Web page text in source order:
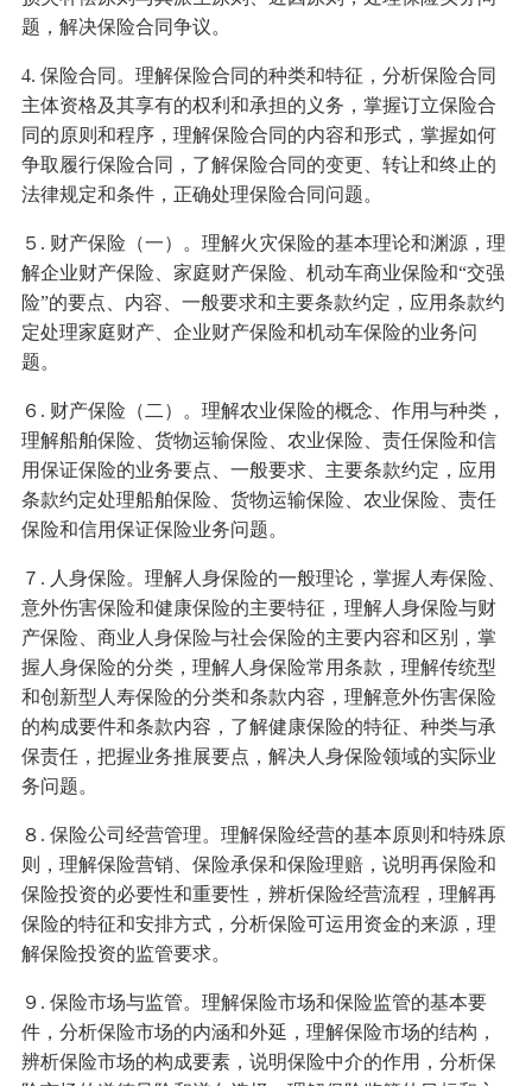
题，解决保险合同争议。
4. 保险合同。理解保险合同的种类和特征，分析保险合同
主体资格及其享有的权利和承担的义务，掌握订立保险合
同的原则和程序，理解保险合同的内容和形式，掌握如何
争取履行保险合同，了解保险合同的变更、转让和终止的
法律规定和条件，正确处理保险合同问题。
５. 财产保险（一）。理解火灾保险的基本理论和渊源，理
解企业财产保险、家庭财产保险、机动车商业保险和“交强
险”的要点、内容、一般要求和主要条款约定，应用条款约
定处理家庭财产、企业财产保险和机动车保险的业务问
题。
６. 财产保险（二）。理解农业保险的概念、作用与种类，
理解船舶保险、货物运输保险、农业保险、责任保险和信
用保证保险的业务要点、一般要求、主要条款约定，应用
条款约定处理船舶保险、货物运输保险、农业保险、责任
保险和信用保证保险业务问题。
７. 人身保险。理解人身保险的一般理论，掌握人寿保险、
意外伤害保险和健康保险的主要特征，理解人身保险与财
产保险、商业人身保险与社会保险的主要内容和区别，掌
握人身保险的分类，理解人身保险常用条款，理解传统型
和创新型人寿保险的分类和条款内容，理解意外伤害保险
的构成要件和条款内容，了解健康保险的特征、种类与承
保责任，把握业务推展要点，解决人身保险领域的实际业
务问题。
８. 保险公司经营管理。理解保险经营的基本原则和特殊原
则，理解保险营销、保险承保和保险理赔，说明再保险和
保险投资的必要性和重要性，辨析保险经营流程，理解再
保险的特征和安排方式，分析保险可运用资金的来源，理
解保险投资的监管要求。
９. 保险市场与监管。理解保险市场和保险监管的基本要
件，分析保险市场的内涵和外延，理解保险市场的结构，
辨析保险市场的构成要素，说明保险中介的作用，分析保